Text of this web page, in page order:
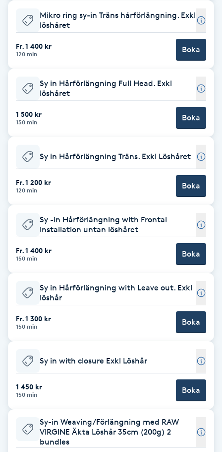
Herrklippning
HIFU
Hollywood Peel
Hot Stone Massage
Hot yoga
Hudföryngring
Huduppstramning
Hudvård
Hyaluronsyra
Hypnos
Hårborttagning
Hårförlängning
Hårvård
Hälsa
Mikro ring sy-in Träns hårförlängning. Exkl
löshåret
Fr. 1 400 kr
120 min Boka
Sy in Hårförlängning Full Head. Exkl
löshåret
1 500 kr
150 min Boka
Sy in Hårförlängning Träns. Exkl Löshåret
Fr. 1 200 kr
120 min Boka
Sy -in Hårförlängning with Frontal
installation untan löshåret
Fr. 1 400 kr
150 min Boka
Sy in Hårförlängning with Leave out. Exkl
löshår
Fr. 1 300 kr
150 min Boka
Sy in with closure Exkl Löshår
1 450 kr
150 min Boka
Sy-in Weaving/Förlängning med RAW
VIRGINE Äkta Löshår 35cm (200g) 2
bundles